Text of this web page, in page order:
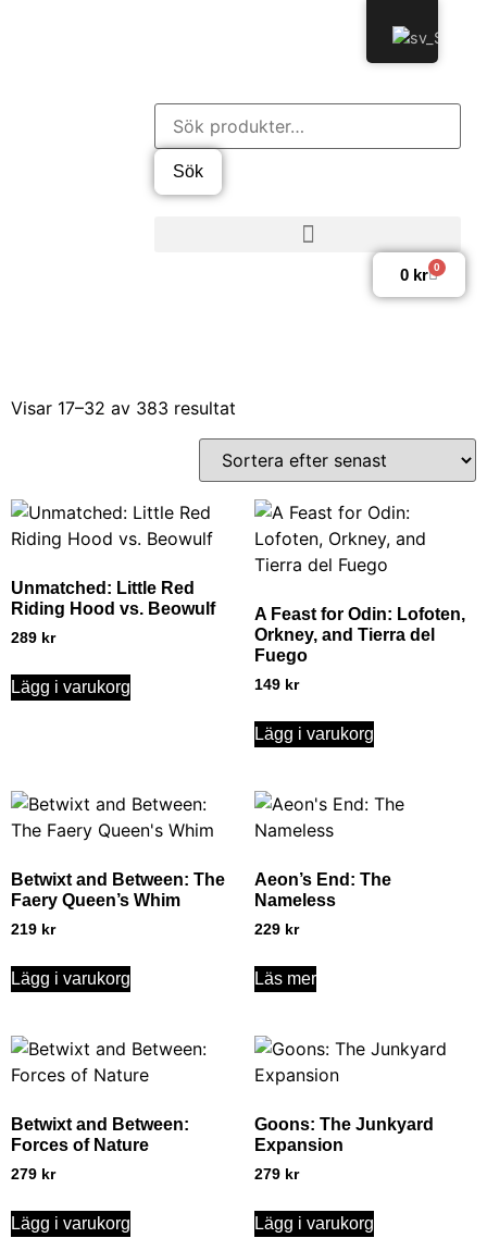
Sök
0 kr 0
Visar 17–32 av 383 resultat
Unmatched: Little Red
Riding Hood vs. Beowulf
289 kr
Lägg i varukorg
A Feast for Odin: Lofoten,
Orkney, and Tierra del
Fuego
149 kr
Lägg i varukorg
Betwixt and Between: The
Faery Queen’s Whim
219 kr
Lägg i varukorg
Aeon’s End: The
Nameless
229 kr
Läs mer
Betwixt and Between:
Forces of Nature
279 kr
Lägg i varukorg
Goons: The Junkyard
Expansion
279 kr
Lägg i varukorg